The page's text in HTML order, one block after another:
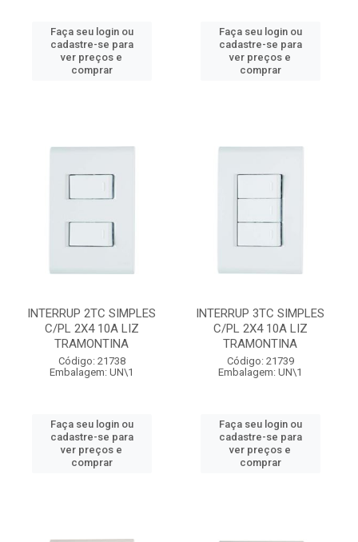
Faça seu login ou
cadastre-se para
ver preços e
comprar
Faça seu login ou
cadastre-se para
ver preços e
comprar
INTERRUP 2TC SIMPLES
C/PL 2X4 10A LIZ
TRAMONTINA
Código: 21738
Embalagem: UN\1
Faça seu login ou
cadastre-se para
ver preços e
comprar
INTERRUP 3TC SIMPLES
C/PL 2X4 10A LIZ
TRAMONTINA
Código: 21739
Embalagem: UN\1
Faça seu login ou
cadastre-se para
ver preços e
comprar